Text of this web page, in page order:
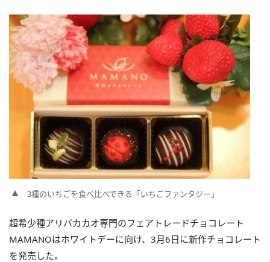
3種のいちごを食べ比べできる「いちごファンタジー」
超希少種アリバカカオ専門のフェアトレードチョコレート
MAMANOはホワイトデーに向け、3月6日に新作チョコレート
を発売した。